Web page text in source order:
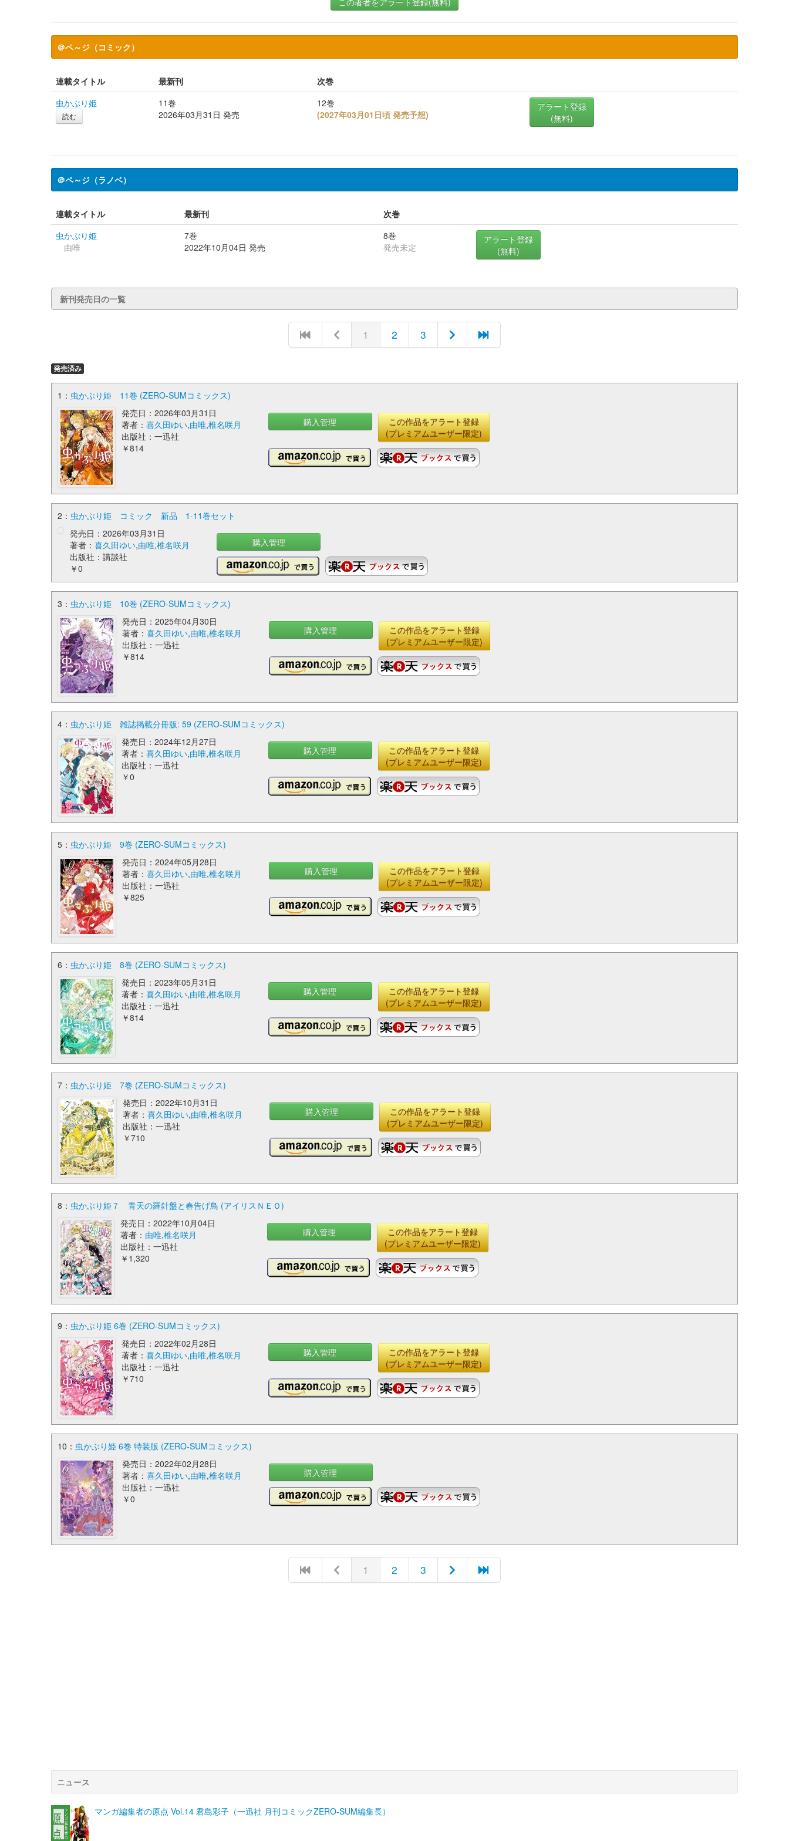
＠ペ～ジ（コミック）
連載タイトル 最新刊
次巻
虫かぶり姫
読む
11巻
2026年03月31日 発売
12巻
(2027年03月01日頃 発売予想)
アラート登録
(無料)
＠ペ～ジ（ラノベ）
連載タイトル 最新刊
次巻
虫かぶり姫
由唯
7巻
2022年10月04日 発売
8巻
発売未定
アラート登録
(無料)
新刊発売日の一覧
1 2 3
発売済み
1： 虫かぶり姫 11巻 (ZERO-SUMコミックス)
発売日：2026年03月31日
著者： 喜久田ゆい,由唯,椎名咲月
出版社：一迅社
￥814
購入管理
この作品をアラート登録
(プレミアムユーザー限定)
2： 虫かぶり姫 コミック 新品 1-11巻セット
発売日：2026年03月31日
著者： 喜久田ゆい,由唯,椎名咲月
出版社：講談社
￥0
購入管理
3： 虫かぶり姫 10巻 (ZERO-SUMコミックス)
発売日：2025年04月30日
著者： 喜久田ゆい,由唯,椎名咲月
出版社：一迅社
￥814
購入管理
この作品をアラート登録
(プレミアムユーザー限定)
4： 虫かぶり姫 雑誌掲載分冊版: 59 (ZERO-SUMコミックス)
発売日：2024年12月27日
著者： 喜久田ゆい,由唯,椎名咲月
出版社：一迅社
￥0
購入管理
この作品をアラート登録
(プレミアムユーザー限定)
5： 虫かぶり姫 9巻 (ZERO-SUMコミックス)
発売日：2024年05月28日
著者：喜久田ゆい,由唯,椎名咲月
出版社：一迅社
￥825
購入管理
この作品をアラート登録
(プレミアムユーザー限定)
6： 虫かぶり姫 8巻 (ZERO-SUMコミックス)
発売日：2023年05月31日
著者： 喜久田ゆい,由唯,椎名咲月
出版社：一迅社
￥814
購入管理
この作品をアラート登録
(プレミアムユーザー限定)
7： 虫かぶり姫 7巻 (ZERO-SUMコミックス)
発売日：2022年10月31日
著者：喜久田ゆい,由唯,椎名咲月
出版社：一迅社
￥710
購入管理
この作品をアラート登録
(プレミアムユーザー限定)
8： 虫かぶり姫７ 青天の羅針盤と春告げ鳥 (アイリスＮＥＯ)
発売日：2022年10月04日
著者： 由唯,椎名咲月
出版社：一迅社
￥1,320
購入管理
この作品をアラート登録
(プレミアムユーザー限定)
9： 虫かぶり姫 6巻 (ZERO-SUMコミックス)
発売日：2022年02月28日
著者： 喜久田ゆい,由唯,椎名咲月
出版社：一迅社
￥710
購入管理
この作品をアラート登録
(プレミアムユーザー限定)
10： 虫かぶり姫 6巻 特装版 (ZERO-SUMコミックス)
発売日：2022年02月28日
著者： 喜久田ゆい,由唯,椎名咲月
出版社：一迅社
￥0
購入管理
1 2 3
ニュース
マンガ編集者の原点 Vol.14 君島彩子（一迅社 月刊コミックZERO-SUM編集長）